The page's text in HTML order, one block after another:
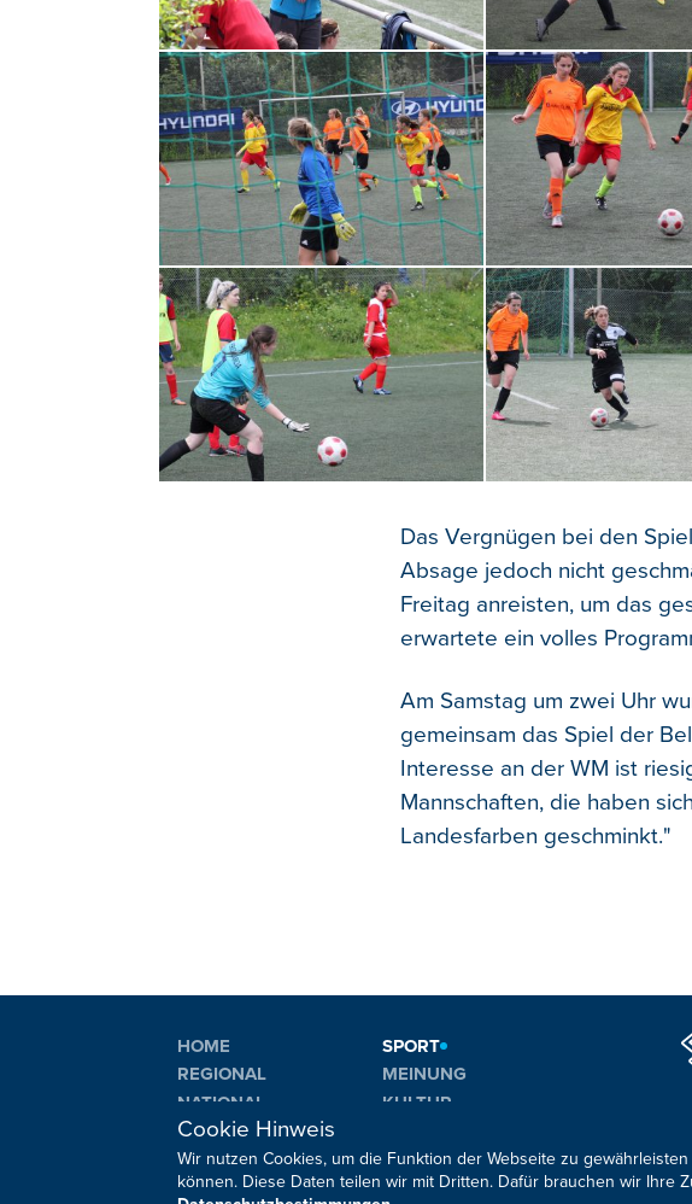
Das Vergnügen bei den
Absage jedoch nicht
Freitag anreisten, um das
erwartete ein volles
Am Samstag um zwei Uhr
gemeinsam das Spiel der
Interesse an der WM ist
Mannschaften, die haben
Landesfarben geschminkt."
HOME
REGIONAL
NATIONAL
INTERNATIONAL
SPORT
MEINUNG
KULTUR
Cookie Hinweis
Wir nutzen Cookies, um die Funktion der Webseite zu
können. Diese Daten teilen wir mit Dritten. Dafür brauchen wir Ihre